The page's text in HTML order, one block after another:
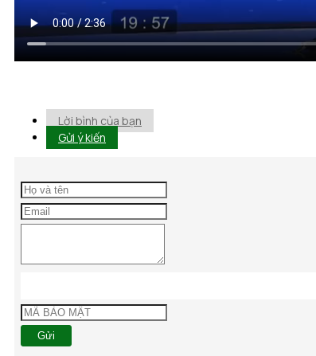
Lời bình của bạn
Gửi ý kiến
Gửi